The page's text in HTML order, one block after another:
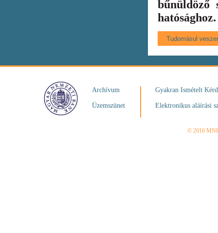
bűnüldöző
hatósághoz.
Archívum
Üzemszünet
Gyakran Ismételt
Elektronikus aláírási
© 2016